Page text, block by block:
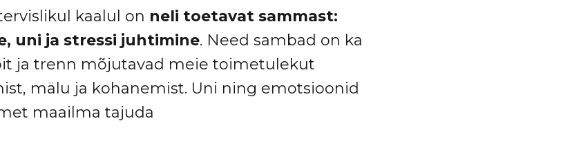
kaalul on neli toetavat sammast:
uni ja stressi juhtimine. Need sambad on ka
ja trenn mõjutavad meie toimetulekut
mälu ja kohanemist. Uni ning emotsioonid
maailma tajuda